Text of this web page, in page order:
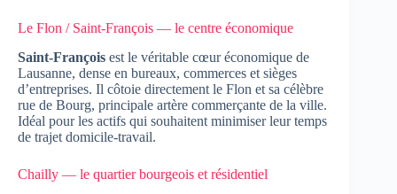
Le Flon / Saint-François — le centre économique
Saint-François est le véritable cœur économique de
Lausanne, dense en bureaux, commerces et sièges
d’entreprises. Il côtoie directement le Flon et sa célèbre
rue de Bourg, principale artère commerçante de la ville.
Idéal pour les actifs qui souhaitent minimiser leur temps
de trajet domicile-travail.
Chailly — le quartier bourgeois et résidentiel